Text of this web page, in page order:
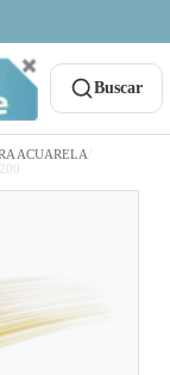
Buscar
ACUARELA